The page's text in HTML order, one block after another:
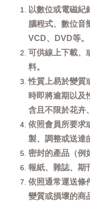
以數位或電磁紀
腦程式、數位音
VCD、DVD等。
可供線上下載、
料。
性質上易於變質
時即將逾期以及
含且不限於花卉
依照會員所要求
製、調整或送達
密封的產品（例
報紙、雜誌、期
依照通常運送條
變質或損壞的商